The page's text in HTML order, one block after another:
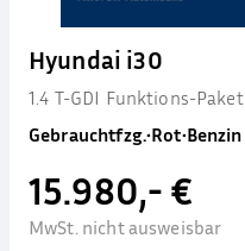
Hyundai i30
1.4 T-GDI Funktions-Paket
Gebrauchtfzg.•Rot•Benzin
15.980,- €
MwSt. nicht ausweisbar